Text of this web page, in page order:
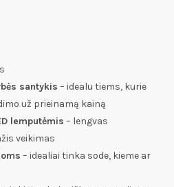
santykis – idealu tiems, kurie
už prieinamą kainą
lemputėmis – lengvas
veikimas
– idealiai tinka sode, kieme ar